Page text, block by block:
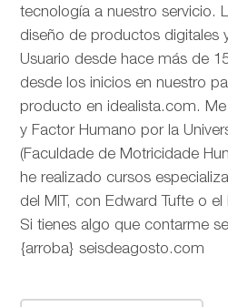
tecnología a nuestro servicio.
diseño de productos digitales
Usuario desde hace más de
desde los inicios en nuestro
producto en idealista.com.
y Factor Humano por la
(Faculdade de Motricidade
he realizado cursos
del MIT, con Edward Tufte o
Si tienes algo que contarme
{arroba} seisdeagosto.com